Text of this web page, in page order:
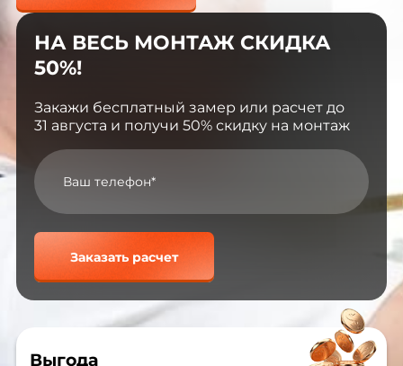
НА ВЕСЬ МОНТАЖ СКИДКА
50%!
Закажи бесплатный замер или расчет до
31 августа и получи 50% скидку на монтаж
Заказать расчет
Выгода